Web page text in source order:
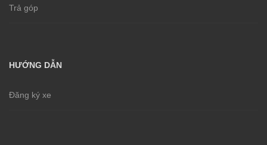
Trả góp
HƯỚNG DẪN
Đăng ký xe